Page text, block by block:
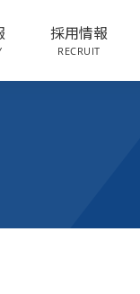
採用情報
RECRUIT